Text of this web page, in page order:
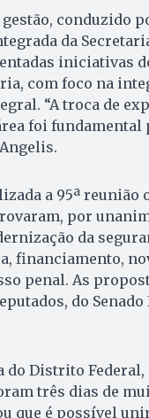
conduzido
da
iniciativas
com foco na
“A troca de
foi fundamental
a 95ª reunião
por
da
financiamento,
penal. As
do Senado
do Distrito
três dias de
que é possível